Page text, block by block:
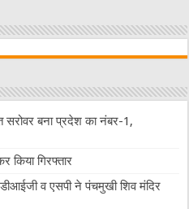
सरोवर बना प्रदेश का नंबर-1,
किया गिरफ्तार
व एसपी ने पंचमुखी शिव मंदिर